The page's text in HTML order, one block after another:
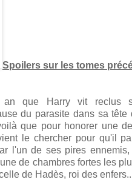
Spoilers sur les tomes
an que Harry vit reclus
du parasite dans sa tête
que pour honorer une
le chercher pour qu'il
l'un de ses pires ennemis,
de chambres fortes les
de Hadès, roi des